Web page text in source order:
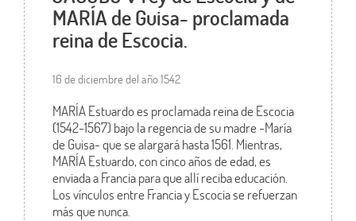
MARÍA de Guisa- proclamada
reina de Escocia.
16 de diciembre del año 1542
MARÍA Estuardo es proclamada reina de Escocia
(1542-1567) bajo la regencia de su madre -María
de Guisa- que se alargará hasta 1561. Mientras,
MARÍA Estuardo, con cinco años de edad, es
enviada a Francia para que allí reciba educación.
Los vínculos entre Francia y Escocia se refuerzan
más que nunca.